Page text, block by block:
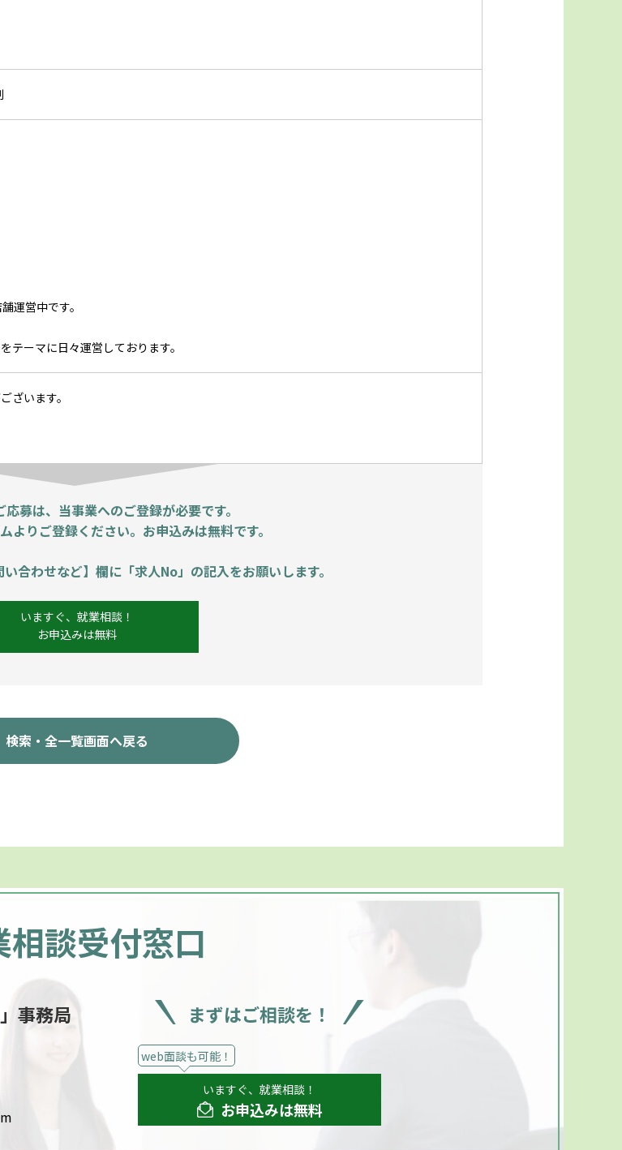
運営中です。
テーマに日々運営しております。
ざいます。
募は、当事業へのご登録が必要です。
よりご登録ください。お申込みは無料です。
合わせなど】欄に「求人No」の記入をお願いします。
いますぐ、就業相談！
お申込みは無料
検索・全一覧画面へ戻る
相談受付窓口
事務局 まずはご相談を！
web面談も可能！
いますぐ、就業相談！
お申込みは無料